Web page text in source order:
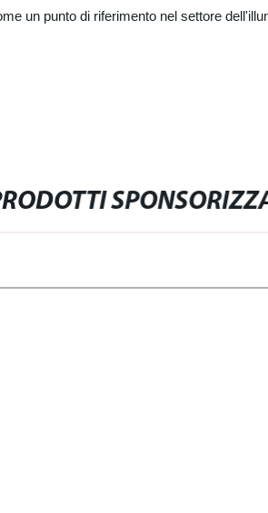
un punto di riferimento nel settore